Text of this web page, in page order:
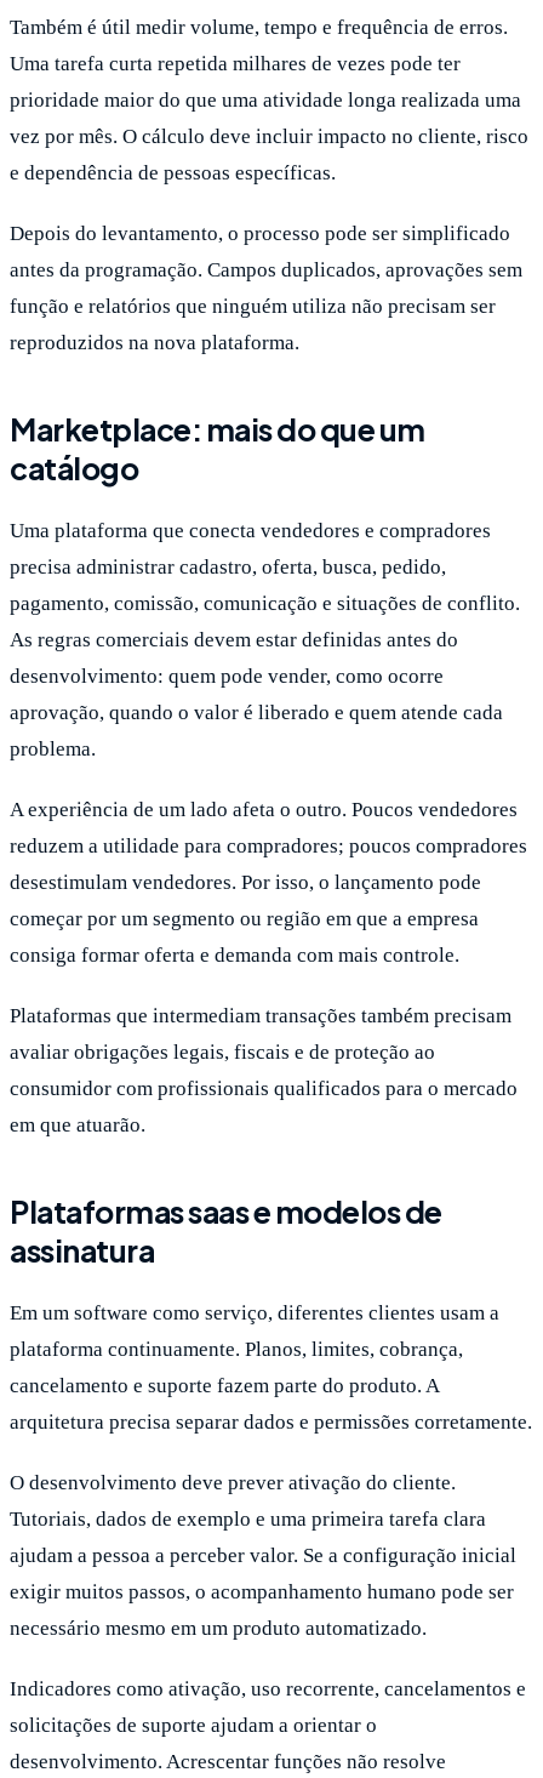
Também é útil medir volume, tempo e frequência de erros.
Uma tarefa curta repetida milhares de vezes pode ter
prioridade maior do que uma atividade longa realizada uma
vez por mês. O cálculo deve incluir impacto no cliente, risco
e dependência de pessoas específicas.
Depois do levantamento, o processo pode ser simplificado
antes da programação. Campos duplicados, aprovações sem
função e relatórios que ninguém utiliza não precisam ser
reproduzidos na nova plataforma.
Marketplace: mais do que um
catálogo
Uma plataforma que conecta vendedores e compradores
precisa administrar cadastro, oferta, busca, pedido,
pagamento, comissão, comunicação e situações de conflito.
As regras comerciais devem estar definidas antes do
desenvolvimento: quem pode vender, como ocorre
aprovação, quando o valor é liberado e quem atende cada
problema.
A experiência de um lado afeta o outro. Poucos vendedores
reduzem a utilidade para compradores; poucos compradores
desestimulam vendedores. Por isso, o lançamento pode
começar por um segmento ou região em que a empresa
consiga formar oferta e demanda com mais controle.
Plataformas que intermediam transações também precisam
avaliar obrigações legais, fiscais e de proteção ao
consumidor com profissionais qualificados para o mercado
em que atuarão.
Plataformas saas e modelos de
assinatura
Em um software como serviço, diferentes clientes usam a
plataforma continuamente. Planos, limites, cobrança,
cancelamento e suporte fazem parte do produto. A
arquitetura precisa separar dados e permissões corretamente.
O desenvolvimento deve prever ativação do cliente.
Tutoriais, dados de exemplo e uma primeira tarefa clara
ajudam a pessoa a perceber valor. Se a configuração inicial
exigir muitos passos, o acompanhamento humano pode ser
necessário mesmo em um produto automatizado.
Indicadores como ativação, uso recorrente, cancelamentos e
solicitações de suporte ajudam a orientar o
desenvolvimento. Acrescentar funções não resolve